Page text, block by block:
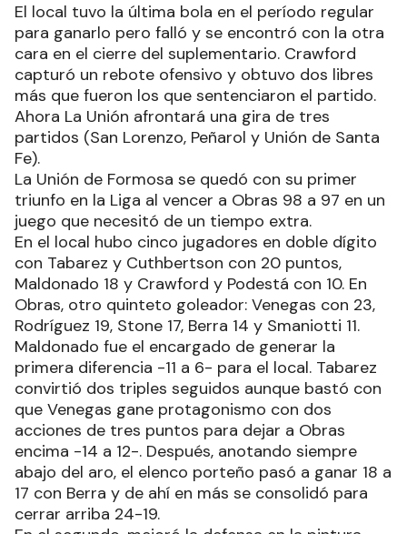
El local tuvo la última bola en el período regular
para ganarlo pero falló y se encontró con la otra
cara en el cierre del suplementario. Crawford
capturó un rebote ofensivo y obtuvo dos libres
más que fueron los que sentenciaron el partido.
Ahora La Unión afrontará una gira de tres
partidos (San Lorenzo, Peñarol y Unión de Santa
Fe).
La Unión de Formosa se quedó con su primer
triunfo en la Liga al vencer a Obras 98 a 97 en un
juego que necesitó de un tiempo extra.
En el local hubo cinco jugadores en doble dígito
con Tabarez y Cuthbertson con 20 puntos,
Maldonado 18 y Crawford y Podestá con 10. En
Obras, otro quinteto goleador: Venegas con 23,
Rodríguez 19, Stone 17, Berra 14 y Smaniotti 11.
Maldonado fue el encargado de generar la
primera diferencia -11 a 6- para el local. Tabarez
convirtió dos triples seguidos aunque bastó con
que Venegas gane protagonismo con dos
acciones de tres puntos para dejar a Obras
encima -14 a 12-. Después, anotando siempre
abajo del aro, el elenco porteño pasó a ganar 18 a
17 con Berra y de ahí en más se consolidó para
cerrar arriba 24-19.